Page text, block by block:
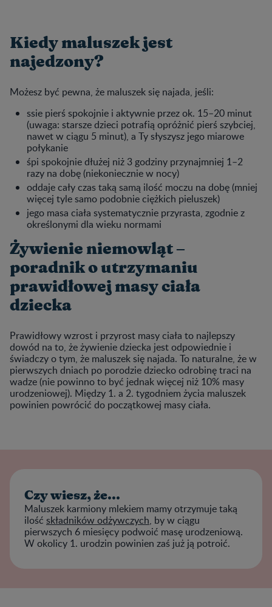
Kiedy maluszek jest
najedzony?
Możesz być pewna, że maluszek się najada, jeśli:
ssie pierś spokojnie i aktywnie przez ok. 15–20 minut
(uwaga: starsze dzieci potrafią opróżnić pierś szybciej,
nawet w ciągu 5 minut), a Ty słyszysz jego miarowe
połykanie
śpi spokojnie dłużej niż 3 godziny przynajmniej 1–2
razy na dobę (niekoniecznie w nocy)
oddaje cały czas taką samą ilość moczu na dobę (mniej
więcej tyle samo podobnie ciężkich pieluszek)
jego masa ciała systematycznie przyrasta, zgodnie z
określonymi dla wieku normami
Żywienie niemowląt –
poradnik o utrzymaniu
prawidłowej masy ciała
dziecka
Prawidłowy wzrost i przyrost masy ciała to najlepszy
dowód na to, że żywienie dziecka jest odpowiednie i
świadczy o tym, że maluszek się najada. To naturalne, że w
pierwszych dniach po porodzie dziecko odrobinę traci na
wadze (nie powinno to być jednak więcej niż 10% masy
urodzeniowej). Między 1. a 2. tygodniem życia maluszek
powinien powrócić do początkowej masy ciała.
Czy wiesz, że...
Maluszek karmiony mlekiem mamy otrzymuje taką
ilość składników odżywczych, by w ciągu
pierwszych 6 miesięcy podwoić masę urodzeniową.
W okolicy 1. urodzin powinien zaś już ją potroić.